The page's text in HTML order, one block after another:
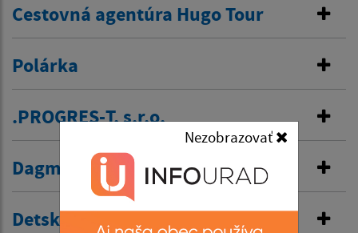
Nezobrazovať
Cestovná agentúra Hugo Tour
Polárka
.PROGRES-T, s.r.o.
Dagmar Keresztesová
Detské centrum Hugáčik